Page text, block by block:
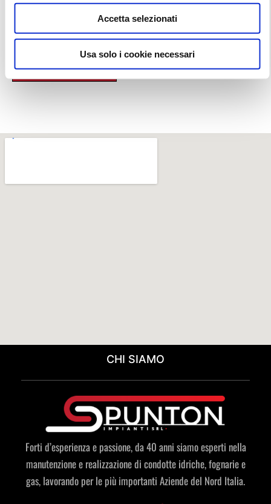
Accetta selezionati
Usa solo i cookie necessari
CHI SIAMO
Forti d’esperienza e passione, da 40 anni siamo esperti nella
manutenzione e realizzazione di condotte idriche, fognarie e
gas, lavorando per le più importanti Aziende del Nord Italia.